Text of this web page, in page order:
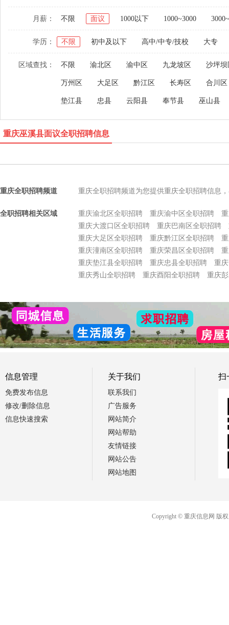
月薪： 不限 面议 1000以下 1000~3000
学历： 不限 初中及以下 高中/中专/技校 大专
区域查找： 不限 渝北区 渝中区 九龙坡区 沙坪坝
万州区 大足区 黔江区 长寿区 合川区
垫江县 忠县 云阳县 奉节县 巫山县
重庆巫溪县面议全职招聘信息
重庆全职招聘频道 重庆全职招聘频道为您提供重庆全职招聘信息
全职招聘相关区域 重庆渝北区全职招聘 重庆渝中区全职招聘
重庆大渡口区全职招聘
重庆巴南区全职招聘
重庆大足区全职招聘
重庆黔江区全职招聘
重庆潼南区全职招聘
重庆荣昌区全职招聘
重庆垫江县全职招聘
重庆忠县全职招聘
重
重庆秀山全职招聘
重庆酉阳全职招聘 重庆
信息管理
免费发布信息
修改/删除信息
信息快速搜索
关于我们
联系我们
广告服务
网站简介
网站帮助
友情链接
网站公告
网站地图
扫
Copyright © 重庆信息网 版